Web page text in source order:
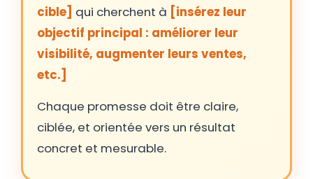
cible] qui cherchent à [insérez leur
objectif principal : améliorer leur
visibilité, augmenter leurs ventes,
etc.]
Chaque promesse doit être claire,
ciblée, et orientée vers un résultat
concret et mesurable.